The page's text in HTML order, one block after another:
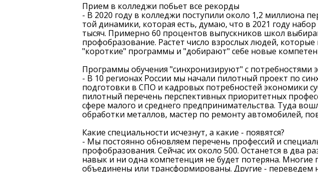
Прием в колледжи побьет все рекорды
- В 2020 году в колледжи поступили около 1,2 миллиона
той динамики, которая есть, думаю, что в 2021 году
тысяч. Примерно 60 процентов выпускников школ
профобразование. Растет число взрослых людей,
"короткие" программы и "добирают" себе новые
Программы обучения "синхронизируют" с потребностями
- В 10 регионах России мы начали пилотный проект по
подготовки в СПО и кадровых потребностей экономики
пилотный перечень перспективных приоритетных
сфере малого и среднего предпринимательства. Туда
обработки металлов, мастер по ремонту автомобилей,
Какие специальности исчезнут, а какие - появятся?
- Мы постоянно обновляем перечень профессий и
профобразования. Сейчас их около 500. Останется в два
навык и ни одна компетенция не будет потеряна. Многие
объединены или трансформированы. Другие - переведем